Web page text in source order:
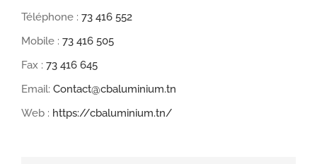
Téléphone : 73 416 552
Mobile : 73 416 505
Fax : 73 416 645
Email: Contact@cbaluminium.tn
Web : https://cbaluminium.tn/